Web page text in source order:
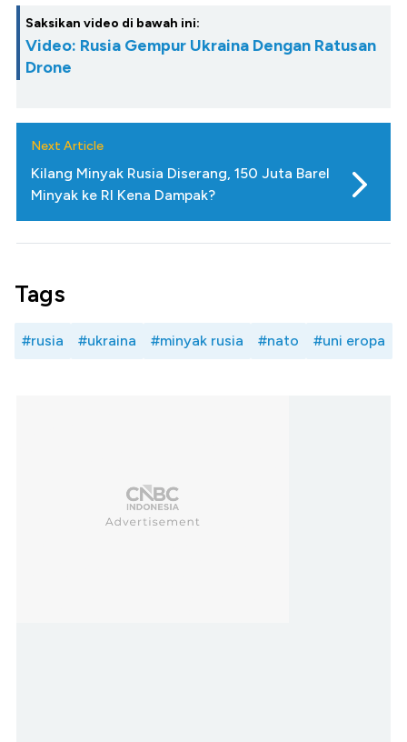
Saksikan video di bawah ini:
Video: Rusia Gempur Ukraina Dengan Ratusan
Drone
Next Article
Kilang Minyak Rusia Diserang, 150 Juta Barel
Minyak ke RI Kena Dampak?
Tags
#rusia #ukraina #minyak rusia #nato #uni eropa